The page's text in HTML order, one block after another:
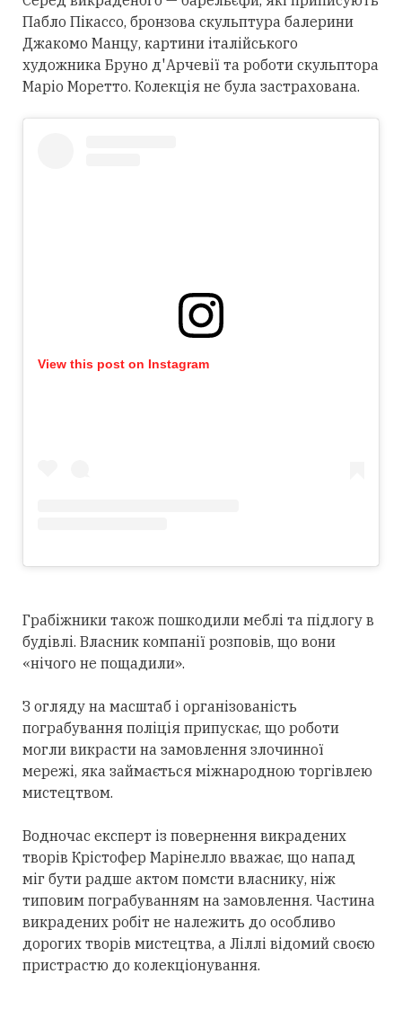
Пабло Пікассо, бронзова скульптура балерини
Джакомо Манцу, картини італійського
художника Бруно д'Арчевії та роботи скульптора
Маріо Моретто. Колекція не була застрахована.
View this post on Instagram
Грабіжники також пошкодили меблі та підлогу в
будівлі. Власник компанії розповів, що вони
«нічого не пощадили».
З огляду на масштаб і організованість
пограбування поліція припускає, що роботи
могли викрасти на замовлення злочинної
мережі, яка займається міжнародною торгівлею
мистецтвом.
Водночас експерт із повернення викрадених
творів Крістофер Марінелло вважає, що напад
міг бути радше актом помсти власнику, ніж
типовим пограбуванням на замовлення. Частина
викрадених робіт не належить до особливо
дорогих творів мистецтва, а Ліллі відомий своєю
пристрастю до колекціонування.